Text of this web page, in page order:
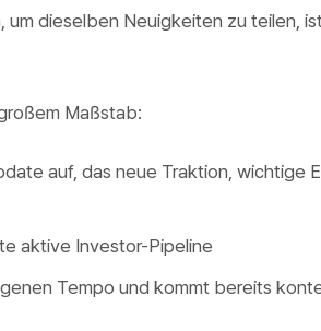
um dieselben Neuigkeiten zu teilen,
Maßstab:
auf, das neue Traktion, wichtige
aktive Investor-Pipeline
Tempo und kommt bereits